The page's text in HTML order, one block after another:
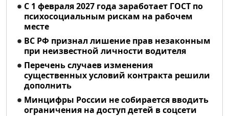
С 1 февраля 2027 года заработает ГОСТ по
психосоциальным рискам на рабочем
месте
ВС РФ признал лишение прав незаконным
при неизвестной личности водителя
Перечень случаев изменения
существенных условий контракта решили
дополнить
Минцифры России не собирается вводить
ограничения на доступ детей в соцсети